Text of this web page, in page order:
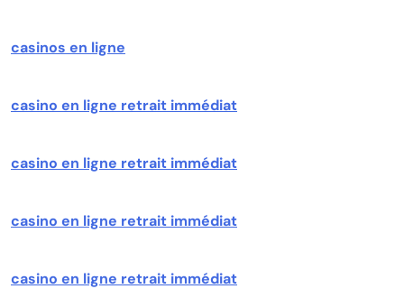
casinos en ligne
casino en ligne retrait immédiat
casino en ligne retrait immédiat
casino en ligne retrait immédiat
casino en ligne retrait immédiat